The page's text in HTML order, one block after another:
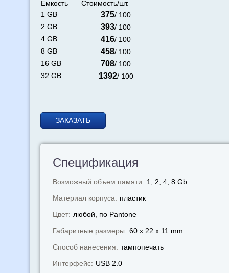
Емкость
Стоимость/шт.
1 GB
375/ 100
2 GB
393/ 100
4 GB
416/ 100
8 GB
458/ 100
16 GB
708/ 100
32 GB
1392/ 100
ЗАКАЗАТЬ
Спецификация
Возможный объем памяти: 1, 2, 4, 8 Gb
Материал корпуса: пластик
Цвет: любой, по Pantone
Габаритные размеры: 60 x 22 x 11 mm
Способ нанесения: тампопечать
Интерфейс: USB 2.0